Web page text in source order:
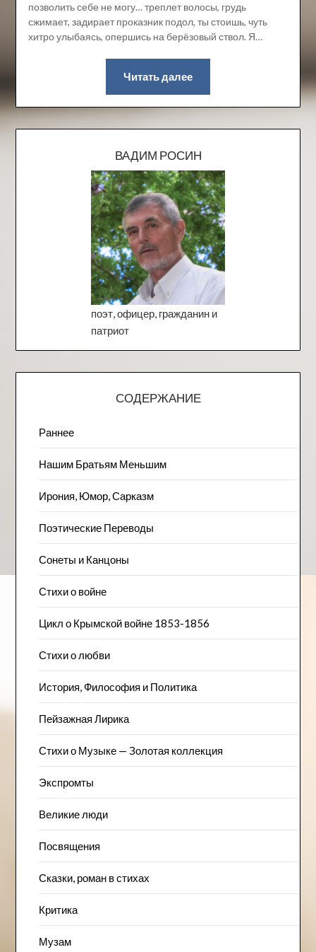
позволить себе не могу… треплет волосы, грудь
сжимает, задирает проказник подол, ты стоишь, чуть
хитро улыбаясь, опершись на берёзовый ствол. Я…
Читать далее
ВАДИМ РОСИН
поэт, офицер, гражданин и
патриот
СОДЕРЖАНИЕ
Раннее
Нашим Братьям Меньшим
Ирония, Юмор, Сарказм
Поэтические Переводы
Сонеты и Канцоны
Стихи о войне
Цикл о Крымской войне 1853-1856
Стихи о любви
История, Философия и Политика
Пейзажна​я Лирика
Стихи о Музыке — Золотая коллекция
Экспромты
Великие люди
Посвящения
Сказки, роман в стихах
Критика
Музам